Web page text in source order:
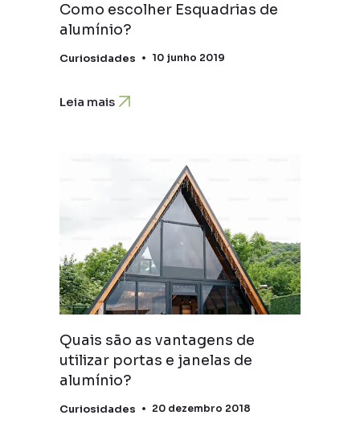
Como escolher Esquadrias de
alumínio?
Curiosidades 10 junho 2019
Leia mais
Quais são as vantagens de
utilizar portas e janelas de
alumínio?
Curiosidades 20 dezembro 2018